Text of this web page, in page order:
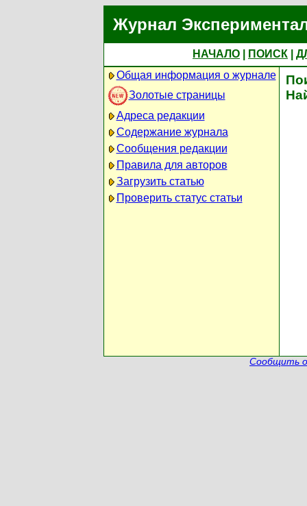
Журнал
НАЧАЛО ПОИСК
Общая информация о журнале
Золотые страницы
Адреса редакции
Содержание журнала
Сообщения редакции
Правила для авторов
Загрузить статью
Проверить статус статьи
Сообщить о